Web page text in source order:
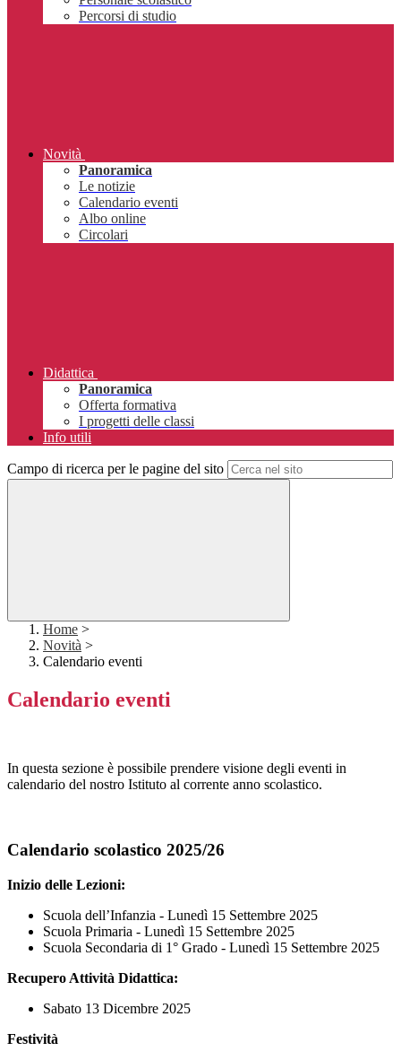
Percorsi di studio
Novità
Panoramica
Le notizie
Calendario eventi
Albo online
Circolari
Didattica
Panoramica
Offerta formativa
I progetti delle classi
Info utili
Campo di ricerca per le pagine del sito
Home >
Novità >
Calendario eventi
Calendario eventi
In questa sezione è possibile prendere visione degli eventi in
calendario del nostro Istituto al corrente anno scolastico.
Calendario scolastico 2025/26
Inizio delle Lezioni:
Scuola dell’Infanzia - Lunedì 15 Settembre 2025
Scuola Primaria - Lunedì 15 Settembre 2025
Scuola Secondaria di 1° Grado - Lunedì 15 Settembre 2025
Recupero Attività Didattica:
Sabato 13 Dicembre 2025
Festività